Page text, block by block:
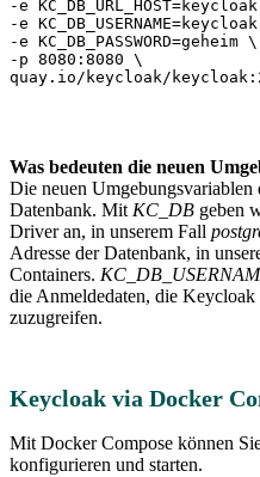
-e
-e
-e KC_DB_PASSWORD=geheim \
-p 8080:8080 \
Was bedeuten die neuen
Die neuen
Datenbank. Mit KC_DB geben
Driver an, in unserem Fall
Adresse der Datenbank, in
Containers.
die Anmeldedaten, die
zuzugreifen.
Keycloak via Docker
Mit Docker Compose können
konfigurieren und starten.